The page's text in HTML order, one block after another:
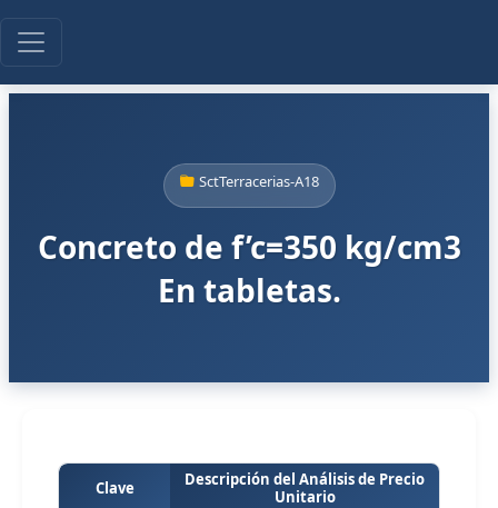
SctTerracerias-A18
Concreto de f’c=350 kg/cm3
En tabletas.
Clave
Descripción del Análisis de Precio
Unitario